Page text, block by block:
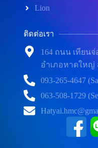
Lion
ติดต่อเรา
164 ถนน เทียน
อำเภอหาดใหญ่
093-265-4647
063-508-1729